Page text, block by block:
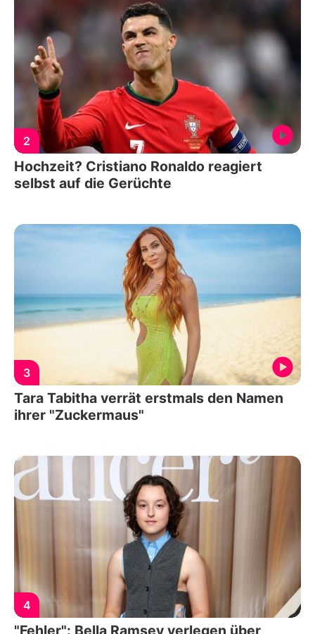
2
Hochzeit? Cristiano Ronaldo reagiert
selbst auf die Gerüchte
3
Tara Tabitha verrät erstmals den Namen
ihrer "Zuckermaus"
4
"Fehler": Bella Ramsey verlegen über